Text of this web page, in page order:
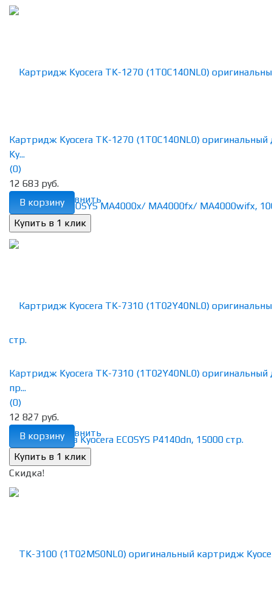
избранное сравнить
Картридж Kyocera TK-1270 (1T0C140NL0) оригинальный
Ky...
(0)
12 683 руб.
В корзину
избранное сравнить
Картридж Kyocera TK-7310 (1T02Y40NL0) оригинальный
пр...
(0)
12 827 руб.
В корзину
Скидка!